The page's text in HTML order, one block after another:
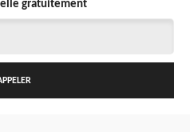
gratuitement